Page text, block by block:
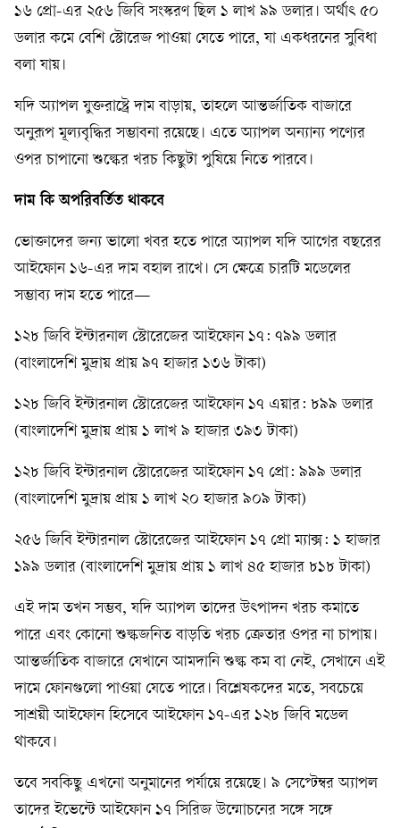
১৬ প্রো-এর ২৫৬ জিবি সংস্করণ ছিল ১ লাখ ৯৯ ডলার। অর্থাৎ ৫০
ডলার কমে বেশি স্টোরেজ পাওয়া যেতে পারে, যা একধরনের সুবিধা
বলা যায়।
যদি অ্যাপল যুক্তরাষ্ট্রে দাম বাড়ায়, তাহলে আন্তর্জাতিক বাজারে
অনুরূপ মূল্যবৃদ্ধির সম্ভাবনা রয়েছে। এতে অ্যাপল অন্যান্য পণ্যের
ওপর চাপানো শুল্কের খরচ কিছুটা পুষিয়ে নিতে পারবে।
দাম কি অপরিবর্তিত থাকবে
ভোক্তাদের জন্য ভালো খবর হতে পারে অ্যাপল যদি আগের বছরের
আইফোন ১৬-এর দাম বহাল রাখে। সে ক্ষেত্রে চারটি মডেলের
সম্ভাব্য দাম হতে পারে—
১২৮ জিবি ইন্টারনাল স্টোরেজের আইফোন ১৭: ৭৯৯ ডলার
(বাংলাদেশি মুদ্রায় প্রায় ৯৭ হাজার ১৩৬ টাকা)
১২৮ জিবি ইন্টারনাল স্টোরেজের আইফোন ১৭ এয়ার: ৮৯৯ ডলার
(বাংলাদেশি মুদ্রায় প্রায় ১ লাখ ৯ হাজার ৩৯৩ টাকা)
১২৮ জিবি ইন্টারনাল স্টোরেজের আইফোন ১৭ প্রো: ৯৯৯ ডলার
(বাংলাদেশি মুদ্রায় প্রায় ১ লাখ ২০ হাজার ৯০৯ টাকা)
২৫৬ জিবি ইন্টারনাল স্টোরেজের আইফোন ১৭ প্রো ম্যাক্স: ১ হাজার
১৯৯ ডলার (বাংলাদেশি মুদ্রায় প্রায় ১ লাখ ৪৫ হাজার ৮১৮ টাকা)
এই দাম তখন সম্ভব, যদি অ্যাপল তাদের উৎপাদন খরচ কমাতে
পারে এবং কোনো শুল্কজনিত বাড়তি খরচ ক্রেতার ওপর না চাপায়।
আন্তর্জাতিক বাজারে যেখানে আমদানি শুল্ক কম বা নেই, সেখানে এই
দামে ফোনগুলো পাওয়া যেতে পারে। বিশ্লেষকদের মতে, সবচেয়ে
সাশ্রয়ী আইফোন হিসেবে আইফোন ১৭-এর ১২৮ জিবি মডেল
থাকবে।
তবে সবকিছু এখনো অনুমানের পর্যায়ে রয়েছে। ৯ সেপ্টেম্বর অ্যাপল
তাদের ইভেন্টে আইফোন ১৭ সিরিজ উন্মোচনের সঙ্গে সঙ্গে